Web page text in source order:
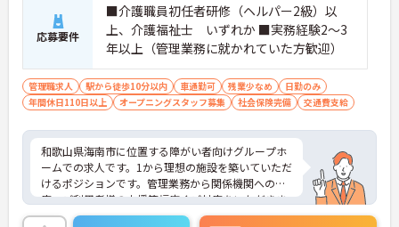
応募要件
■介護職員初任者研修（ヘルパー2級）以
上、介護福祉士 いずれか ■実務経験2～3
年以上（管理業務に就かれていた方歓迎）
管理職求人 駅から徒歩10分以内 車通勤可 残業少なめ
日勤のみ
年間休日110日以上
オープニングスタッフ募集 社会保険完備 交通費支給
和歌山県海南市に位置する障がい者向けグループホ
ームでの求人です。1から理想の施設を築いていただ
けるポジションです。管理業務から関係機関への対
応、ご利用者様の支援等幅広くご対応をいただきま
す。大手ならではの充実した福利厚生で、安心して